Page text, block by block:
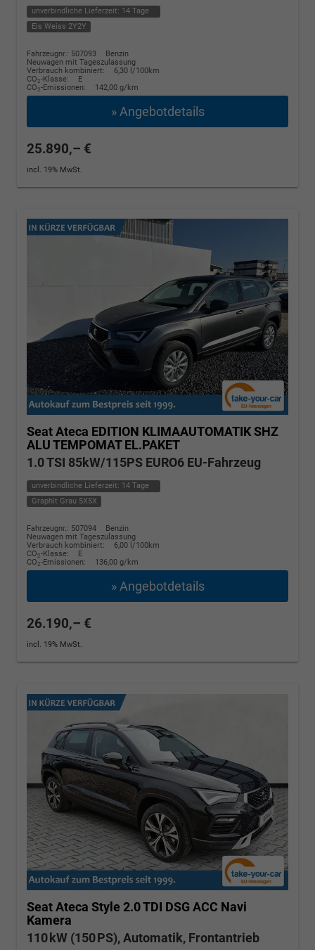
unverbindliche Lieferzeit: 14 Tage
Eis Weiss 2Y2Y
Fahrzeugnr.: 507093
Benzin
Neuwagen mit Tageszulassung
Verbrauch kombiniert:
6,30 l/100km
CO2-Klasse:
E
CO2-Emissionen: 142,00 g/km
» Angebotdetails
25.890,– €
incl. 19% MwSt.
Seat Ateca EDITION KLIMAAUTOMATIK SHZ
ALU TEMPOMAT EL.PAKET
1.0 TSI 85kW/115PS EURO6 EU-Fahrzeug
unverbindliche Lieferzeit: 14 Tage
Graphit Grau 5X5X
Fahrzeugnr.: 507094
Benzin
Neuwagen mit Tageszulassung
Verbrauch kombiniert:
6,00 l/100km
CO2-Klasse:
E
CO2-Emissionen: 136,00 g/km
» Angebotdetails
26.190,– €
incl. 19% MwSt.
Seat Ateca Style 2.0 TDI DSG ACC Navi
Kamera
110 kW (150 PS), Automatik, Frontantrieb